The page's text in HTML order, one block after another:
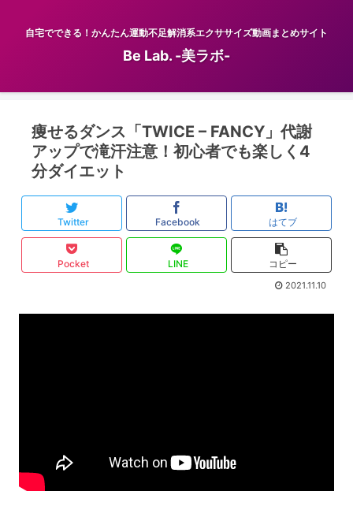
自宅でできる！かんたん運動不足解消系エクササイズ動画まとめサイト
Be Lab. -美ラボ-
痩せるダンス「TWICE – FANCY」代謝
アップで滝汗注意！初心者でも楽しく4
分ダイエット
Twitter Facebook はてブ
Pocket LINE コピー
2021.11.10